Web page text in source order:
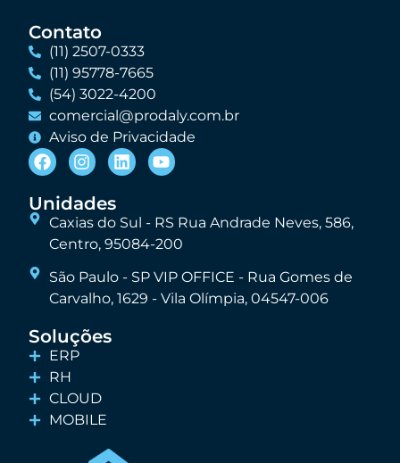
Contato
(11) 2507-0333
(11) 95778-7665
(54) 3022-4200
comercial@prodaly.com.br
Aviso de Privacidade
Unidades
Caxias do Sul - RS Rua Andrade Neves, 586,
Centro, 95084-200
São Paulo - SP VIP OFFICE - Rua Gomes de
Carvalho, 1629 - Vila Olímpia, 04547-006
Soluções
ERP
RH
CLOUD
MOBILE